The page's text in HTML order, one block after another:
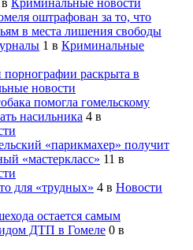
оштрафован за то, что
в места лишения свободы
1 в Криминальные
порнографии раскрыта в
новости
помогла гомельскому
насильника 4 в
«парикмахер» получит
«мастеркласс» 11 в
для «трудных» 4 в Новости
остается самым
ДТП в Гомеле 0 в